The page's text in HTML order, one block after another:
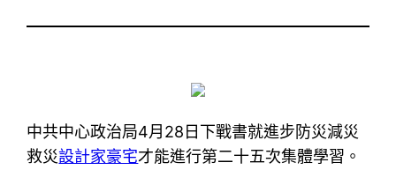
中共中心政治局4月28日下戰書就進步防災減災
救災設計家豪宅才能進行第二十五次集體學習。